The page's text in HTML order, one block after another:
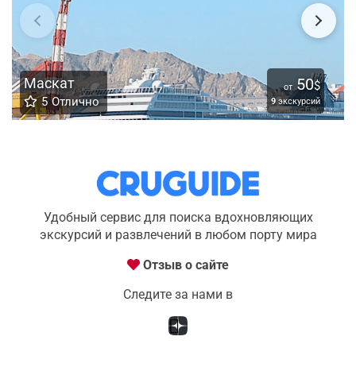
Маскат
5 Отлично
от 50$
9 экскурсий
Удобный сервис для поиска вдохновляющих
экскурсий и развлечений в любом порту мира
Отзыв о сайте
Следите за нами в